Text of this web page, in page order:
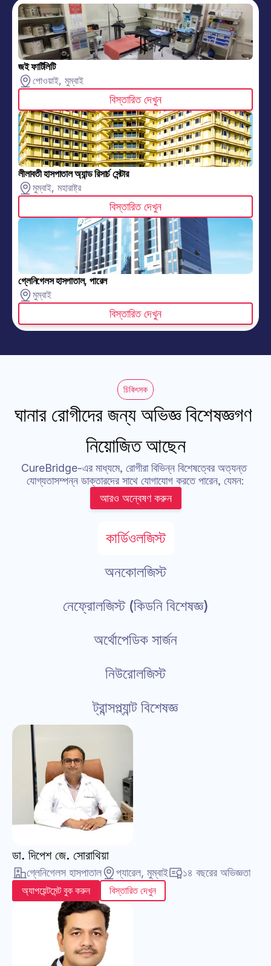
জই ফার্টিলিটি
পোওয়াই, মুম্বাই
বিস্তারিত দেখুন
লীলাবতী হাসপাতাল অ্যান্ড রিসার্চ সেন্টার
মুম্বাই, মহারাষ্ট্র
বিস্তারিত দেখুন
গ্লেনিগেলস হাসপাতাল, পারেল
মুম্বাই
বিস্তারিত দেখুন
চিকিৎসক
ঘানার রোগীদের জন্য অভিজ্ঞ বিশেষজ্ঞগণ
নিয়োজিত আছেন
CureBridge-এর মাধ্যমে, রোগীরা বিভিন্ন বিশেষত্বের অত্যন্ত
যোগ্যতাসম্পন্ন ডাক্তারদের সাথে যোগাযোগ করতে পারেন, যেমন:
আরও অন্বেষণ করুন
কার্ডিওলজিস্ট
অনকোলজিস্ট
নেফ্রোলজিস্ট (কিডনি বিশেষজ্ঞ)
অর্থোপেডিক সার্জন
নিউরোলজিস্ট
ট্রান্সপ্ল্যান্ট বিশেষজ্ঞ
ডা. দিপেশ জে. সোরাথিয়া
গ্লেনিগেলস হাসপাতাল প্যারেল, মুম্বাই ১৪ বছরের অভিজ্ঞতা
অ্যাপয়েন্টমেন্ট বুক করুন বিস্তারিত দেখুন